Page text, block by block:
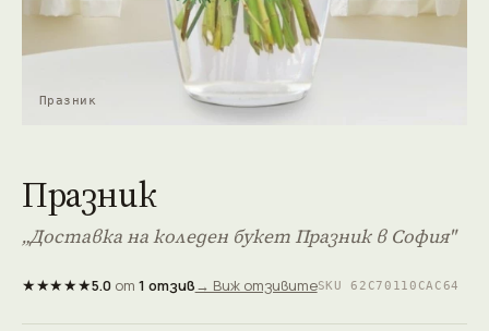
Празник
Празник
„Доставка на коледен букет Празник в София"
★★★★★5.0от 1 отзив→ Виж отзивитеSKU 62C70110CAC64